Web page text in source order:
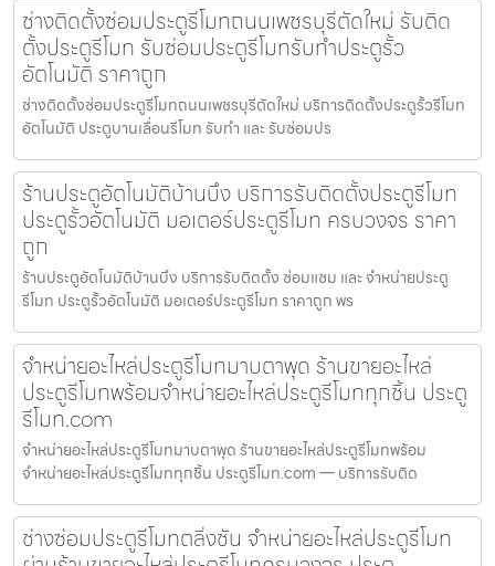
ช่างติดตั้งซ่อมประตูรีโมทถนนเพชรบุรีตัดใหม่ รับติด
ตั้งประตูรีโมท รับซ่อมประตูรีโมทรับทำประตูรั้ว
อัตโนมัติ ราคาถูก
ช่างติดตั้งซ่อมประตูรีโมทถนนเพชรบุรีตัดใหม่ บริการติดตั้งประตูรั้วรีโมท
อัตโนมัติ ประตูบานเลื่อนรีโมท รับทำ และ รับซ่อมปร
ร้านประตูอัตโนมัติบ้านบึง บริการรับติดตั้งประตูรีโมท
ประตูรั้วอัตโนมัติ มอเตอร์ประตูรีโมท ครบวงจร ราคา
ถูก
ร้านประตูอัตโนมัติบ้านบึง บริการรับติดตั้ง ซ่อมแซม และ จำหน่ายประตู
รีโมท ประตูรั้วอัตโนมัติ มอเตอร์ประตูรีโมท ราคาถูก พร
จำหน่ายอะไหล่ประตูรีโมทมาบตาพุด ร้านขายอะไหล่
ประตูรีโมทพร้อมจำหน่ายอะไหล่ประตูรีโมททุกชิ้น ประตู
รีโมท.com
จำหน่ายอะไหล่ประตูรีโมทมาบตาพุด ร้านขายอะไหล่ประตูรีโมทพร้อม
จำหน่ายอะไหล่ประตูรีโมททุกชิ้น ประตูรีโมท.com — บริการรับติด
ช่างซ่อมประตูรีโมทตลิ่งชัน จำหน่ายอะไหล่ประตูรีโมท